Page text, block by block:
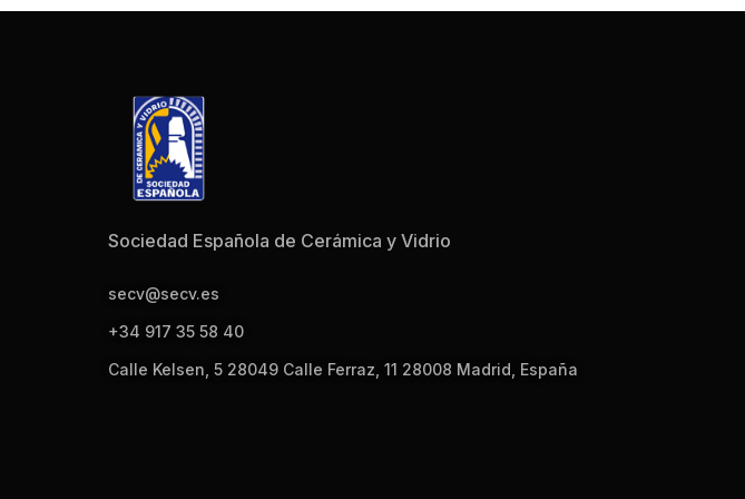
Sociedad Española de Cerámica y Vidrio
secv@secv.es
+34 917 35 58 40
Calle Kelsen, 5 28049 Calle Ferraz, 11 28008 Madrid, España